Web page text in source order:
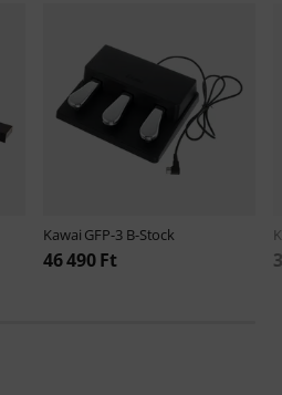
Kawai GFP-3 B-Stock
46 490 Ft